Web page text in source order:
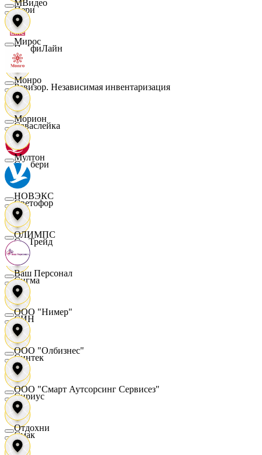
Пери
ПрофиЛайн
Ревизор. Независимая инвентаризация
Саваслейка
Самбери
Светофор
СетТрейд
Сигма
СИН
Синтек
Сириус
Смак
МВидео
Мирос
Монро
Морион
Мултон
НОВЭКС
ОЛИМПС
Ваш Персонал
ООО "Нимер"
ООО "Олбизнес"
ООО "Смарт Аутсорсинг Сервисез"
Отдохни